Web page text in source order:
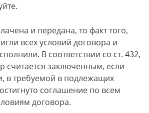
и передана, то факт того,
всех условий договора и
В соответствии со ст. 432,
считается заключенным, если
в требуемой в подлежащих
соглашение по всем
договора.